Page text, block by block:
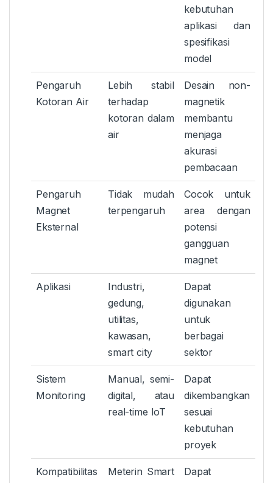
kebutuhan
aplikasi dan
spesifikasi
model
Pengaruh
Kotoran Air
Lebih stabil
terhadap
kotoran dalam
air
Desain non-
magnetik
membantu
menjaga
akurasi
pembacaan
Pengaruh
Magnet
Eksternal
Tidak mudah
terpengaruh
Cocok untuk
area dengan
potensi
gangguan
magnet
Aplikasi
Industri,
gedung,
utilitas,
kawasan,
smart city
Dapat
digunakan
untuk
berbagai
sektor
Sistem
Monitoring
Manual, semi-
digital, atau
real-time IoT
Dapat
dikembangkan
sesuai
kebutuhan
proyek
Kompatibilitas
Meterin Smart
Dapat